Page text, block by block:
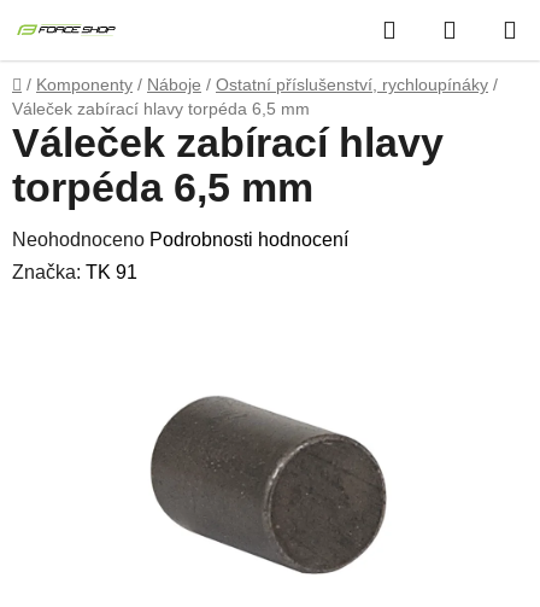
na
obsah
Hledat
KOŠÍK
Domů
/ Komponenty / Náboje / Ostatní příslušenství, rychloupínáky /
Váleček zabírací hlavy torpéda 6,5 mm
Váleček zabírací hlavy
torpéda 6,5 mm
Průměrné
hodnocení
Neohodnoceno Podrobnosti hodnocení
Značka: TK 91